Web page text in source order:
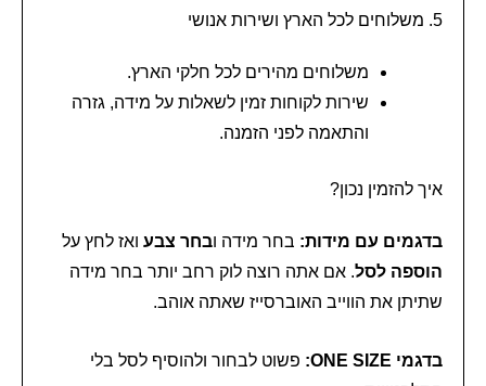
5. משלוחים לכל הארץ ושירות אנושי
משלוחים מהירים לכל חלקי הארץ.
שירות לקוחות זמין לשאלות על מידה, גזרה
והתאמה לפני הזמנה.
איך להזמין נכון?
בדגמים עם מידות: בחר מידה ובחר צבעואז לחץ על
הוספה לסל. אם אתה רוצה לוק רחב יותר בחר מידה
שתיתן את הווייב האוברסייז שאתה אוהב.
בדגמי ONE SIZE:
פשוט לבחור ולהוסיף לסל בלי